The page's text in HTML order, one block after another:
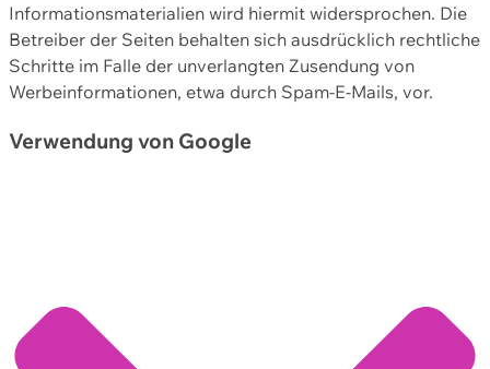
Informationsmaterialien wird hiermit widersprochen. Die
Betreiber der Seiten behalten sich ausdrücklich rechtliche
Schritte im Falle der unverlangten Zusendung von
Werbeinformationen, etwa durch Spam-E-Mails, vor.
Verwendung von Google